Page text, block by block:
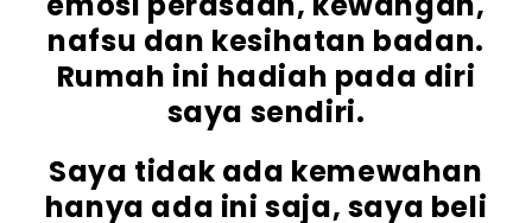
nafsu dan kesihatan badan.
Rumah ini hadiah pada diri
saya sendiri.
Saya tidak ada kemewahan
hanya ada ini saja, saya beli